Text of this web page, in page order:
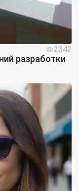
2342
разработки